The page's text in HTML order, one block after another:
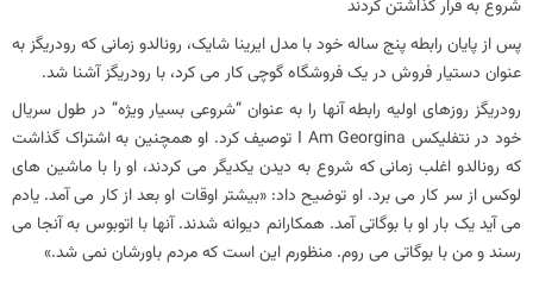
شروع به قرار گذاشتن کردند
پس از پایان رابطه پنج ساله خود با مدل ایرینا شایک، رونالدو زمانی که رودریگز به
عنوان دستیار فروش در یک فروشگاه گوچی کار می کرد، با رودریگز آشنا شد.
رودریگز روزهای اولیه رابطه آنها را به عنوان “شروعی بسیار ویژه” در طول سریال
خود در نتفلیکس I Am Georgina توصیف کرد. او همچنین به اشتراک گذاشت
که رونالدو اغلب زمانی که شروع به دیدن یکدیگر می کردند، او را با ماشین های
لوکس از سر کار می برد. او توضیح داد: «بیشتر اوقات او بعد از کار می آمد. یادم
می آید یک بار او با بوگاتی آمد. همکارانم دیوانه شدند. آنها با اتوبوس به آنجا می
رسند و من با بوگاتی می روم. منظورم این است که مردم باورشان نمی شد.»